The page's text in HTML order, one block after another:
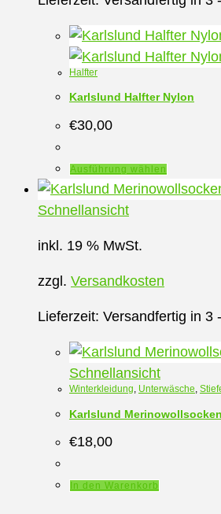
Halfter
Karlslund Halfter Nylon
€30,00
Ausführung wählen
Produkt
Optionen
auf
gewählt
Schnellansicht
inkl. 19 % MwSt.
zzgl. Versandkosten
Lieferzeit: Versandfertig in 3
Schnellansicht
Winterkleidung, Unterwäsche,
Karlslund
€18,00
In den Warenkorb